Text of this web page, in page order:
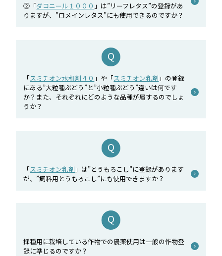
②「ダコニール１０００ 」は”リーフレタス”の登録があ
りますが、”ロメインレタス”にも使用できるのですか？
「スミチオン水和剤４０ 」や「スミチオン乳剤 」の登録
にある”大粒種ぶどう”と”小粒種ぶどう”違いは何です
か？また、それぞれにどのような品種が属するのでしょ
うか？
「スミチオン乳剤 」は”とうもろこし”に登録があります
が、”飼料用とうもろこし”にも使用できますか？
採種用に栽培している作物での農薬使用は一般の作物登
録に準じるのですか？